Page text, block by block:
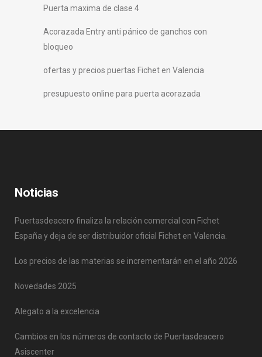
Puerta maxima de clase 4
Acorazada Entry anti pánico de ganchos con
bloqueo
ofertas y precios puertas Fichet en Valencia
presupuesto online para puerta acorazada
Noticias
Puertasdeacero finaliza la relación comercial con Fichet
España y deja de ser distribuidor oficial Fichet en Valencia.
Los precios de las materias se incrementarán en el año 2026
Novedades 2025
Alegato a la excelencia
Cambios en los números de contacto de Puertasdeacero
Asiscenter